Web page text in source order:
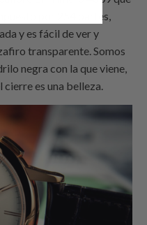
por 254 partes,
y es fácil de ver y
transparente. Somos
negra con la que viene,
es una belleza.